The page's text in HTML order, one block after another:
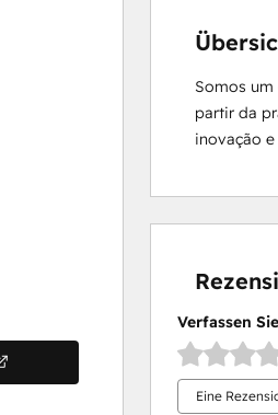
Somos
partir da
inovação
Verfassen
Eine